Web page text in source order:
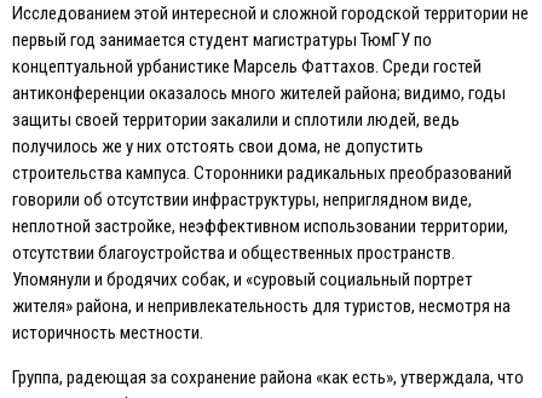
Исследованием этой интересной и сложной городской территории не
первый год занимается студент магистратуры ТюмГУ по
концептуальной урбанистике Марсель Фаттахов. Среди гостей
антиконференции оказалось много жителей района; видимо, годы
защиты своей территории закалили и сплотили людей, ведь
получилось же у них отстоять свои дома, не допустить
строительства кампуса. Сторонники радикальных преобразований
говорили об отсутствии инфраструктуры, неприглядном виде,
неплотной застройке, неэффективном использовании территории,
отсутствии благоустройства и общественных пространств.
Упомянули и бродячих собак, и «суровый социальный портрет
жителя» района, и непривлекательность для туристов, несмотря на
историчность местности.
Группа, радеющая за сохранение района «как есть», утверждала, что